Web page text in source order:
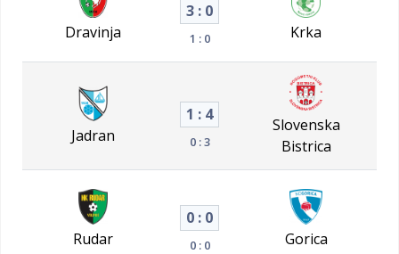
Dravinja
3 : 0
1 : 0 Krka
Jadran
1 : 4
0 : 3
Slovenska
Bistrica
Rudar
0 : 0
0 : 0 Gorica